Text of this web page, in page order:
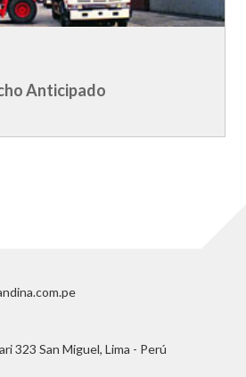
Anticipado
323 San Miguel, Lima - Perú